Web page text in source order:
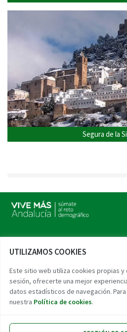
UTILIZAMOS COOKIES
Este sitio web utiliza cookies propias
sesión, ofrecerte una mejor
datos estadísticos de navegación.
nuestra Política de cookies.
Segura de la
Accesibilidad Aviso legal